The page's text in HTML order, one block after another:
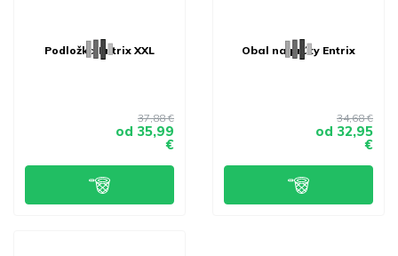
Podložka Entrix XXL
37,88 €
od 35,99
€
Obal na prúty Entrix
34,68 €
od 32,95
€